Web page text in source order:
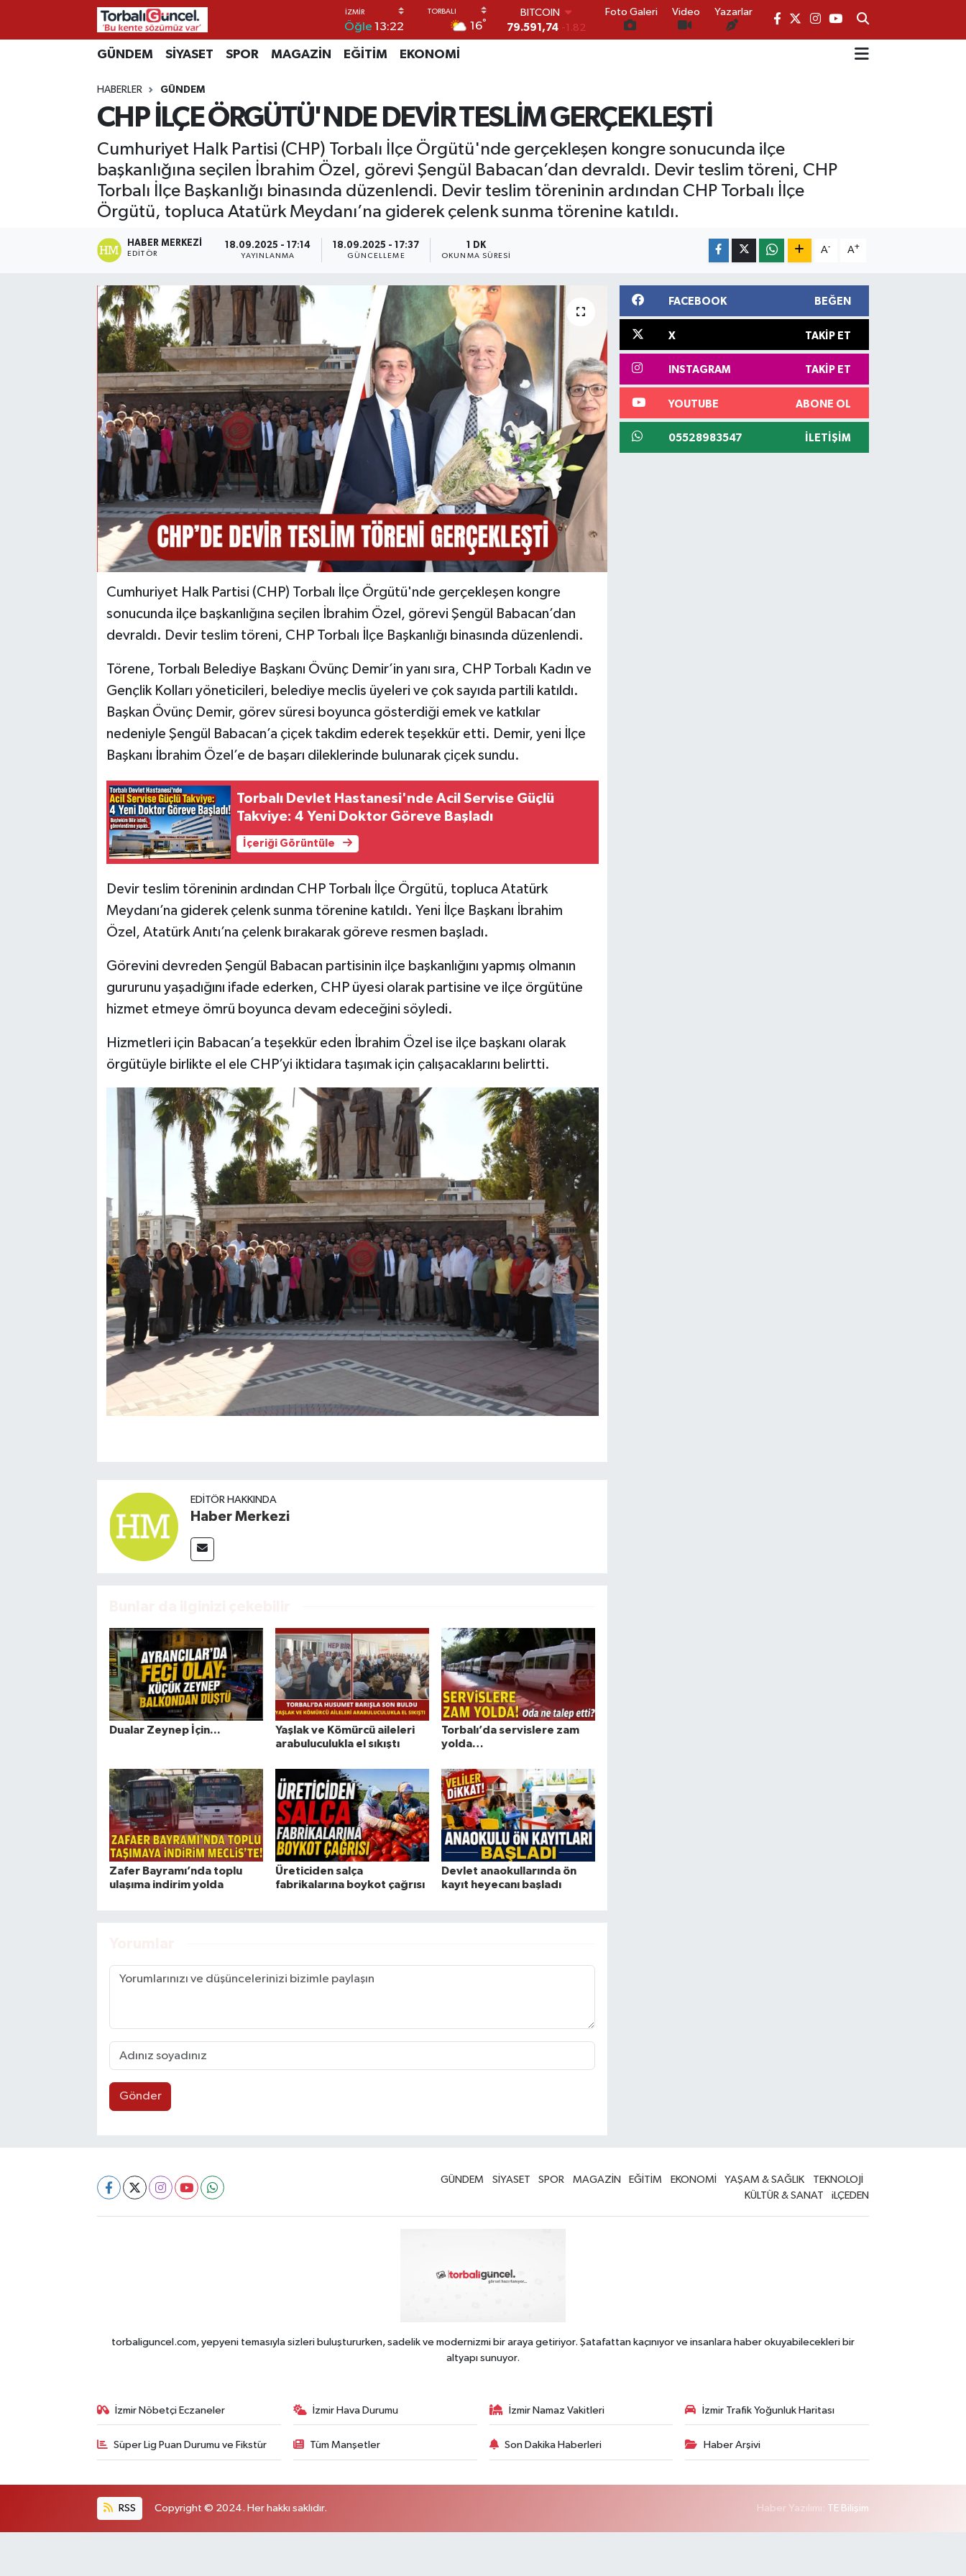
Öğle 13:22 16°
DOLAR
45,43620 0.02
EURO
G.ALTIN
6862,09000
0.19
14.598,00 0
BITCOIN
79.591,74 -1.82
Foto Galeri Video Yazarlar
GÜNDEM SİYASET SPOR MAGAZİN EĞİTİM EKONOMİ
HABERLER GÜNDEM
CHP İLÇE ÖRGÜTÜ'NDE DEVİR TESLİM GERÇEKLEŞTİ
Cumhuriyet Halk Partisi (CHP) Torbalı İlçe Örgütü'nde gerçekleşen kongre sonucunda ilçe
başkanlığına seçilen İbrahim Özel, görevi Şengül Babacan’dan devraldı. Devir teslim töreni, CHP
Torbalı İlçe Başkanlığı binasında düzenlendi. Devir teslim töreninin ardından CHP Torbalı İlçe
Örgütü, topluca Atatürk Meydanı’na giderek çelenk sunma törenine katıldı.
HABER MERKEZI
EDITÖR
18.09.2025 - 17:14
YAYINLANMA
18.09.2025 - 17:37
GÜNCELLEME
1 DK
OKUNMA SÜRESI
A- A+
Cumhuriyet Halk Partisi (CHP) Torbalı İlçe Örgütü'nde gerçekleşen kongre
sonucunda ilçe başkanlığına seçilen İbrahim Özel, görevi Şengül Babacan’dan
devraldı. Devir teslim töreni, CHP Torbalı İlçe Başkanlığı binasında düzenlendi.
Törene, Torbalı Belediye Başkanı Övünç Demir’in yanı sıra, CHP Torbalı Kadın ve
Gençlik Kolları yöneticileri, belediye meclis üyeleri ve çok sayıda partili katıldı.
Başkan Övünç Demir, görev süresi boyunca gösterdiği emek ve katkılar
nedeniyle Şengül Babacan’a çiçek takdim ederek teşekkür etti. Demir, yeni İlçe
Başkanı İbrahim Özel’e de başarı dileklerinde bulunarak çiçek sundu.
Torbalı Devlet Hastanesi'nde Acil Servise Güçlü
Takviye: 4 Yeni Doktor Göreve Başladı
İçeriği Görüntüle
Devir teslim töreninin ardından CHP Torbalı İlçe Örgütü, topluca Atatürk
Meydanı’na giderek çelenk sunma törenine katıldı. Yeni İlçe Başkanı İbrahim
Özel, Atatürk Anıtı’na çelenk bırakarak göreve resmen başladı.
Görevini devreden Şengül Babacan partisinin ilçe başkanlığını yapmış olmanın
gururunu yaşadığını ifade ederken, CHP üyesi olarak partisine ve ilçe örgütüne
hizmet etmeye ömrü boyunca devam edeceğini söyledi.
Hizmetleri için Babacan’a teşekkür eden İbrahim Özel ise ilçe başkanı olarak
örgütüyle birlikte el ele CHP’yi iktidara taşımak için çalışacaklarını belirtti.
EDITÖR HAKKINDA
Haber Merkezi
Dualar Zeynep İçin...
Yaşlak ve Kömürcü aileleri
arabuluculukla el sıkıştı
Torbalı’da servislere zam
yolda…
Zafer Bayramı’nda toplu
ulaşıma indirim yolda
Üreticiden salça
fabrikalarına boykot çağrısı
Devlet anaokullarında ön
kayıt heyecanı başladı
Gönder
FACEBOOK BEĞEN
X TAKIP ET
INSTAGRAM TAKIP ET
YOUTUBE ABONE OL
05528983547 İLETIŞIM
GÜNDEM SİYASET SPOR MAGAZİN EĞİTİM EKONOMİ YAŞAM & SAĞLIK
TEKNOLOJİ
KÜLTÜR & SANAT
iLÇEDEN
torbaliguncel.com, yepyeni temasıyla sizleri buluştururken, sadelik ve modernizmi bir araya getiriyor. Şatafattan kaçınıyor ve insanlara haber okuyabilecekleri bir
altyapı sunuyor.
İzmir Nöbetçi Eczaneler İzmir Hava Durumu İzmir Namaz Vakitleri İzmir Trafik Yoğunluk Haritası
Süper Lig Puan Durumu ve Fikstür Tüm Manşetler Son Dakika Haberleri Haber Arşivi
RSS Copyright © 2024. Her hakkı saklıdır. Haber Yazılımı: TE Bilişim
İzmir Nöbetçi Eczaneler
İzmir Hava Durumu
İzmir Namaz Vakitleri
İzmir Trafik Yoğunluk Haritası
Süper Lig Puan Durumu ve Fikstür
Tüm Manşetler
Haber Arşivi